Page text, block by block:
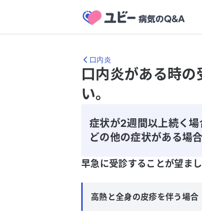
口内炎
口内炎がある時
い。
症状が2週間以上続く
どの他の症状がある場
早急に受診することが望ま
高熱と全身の皮疹を伴う場合